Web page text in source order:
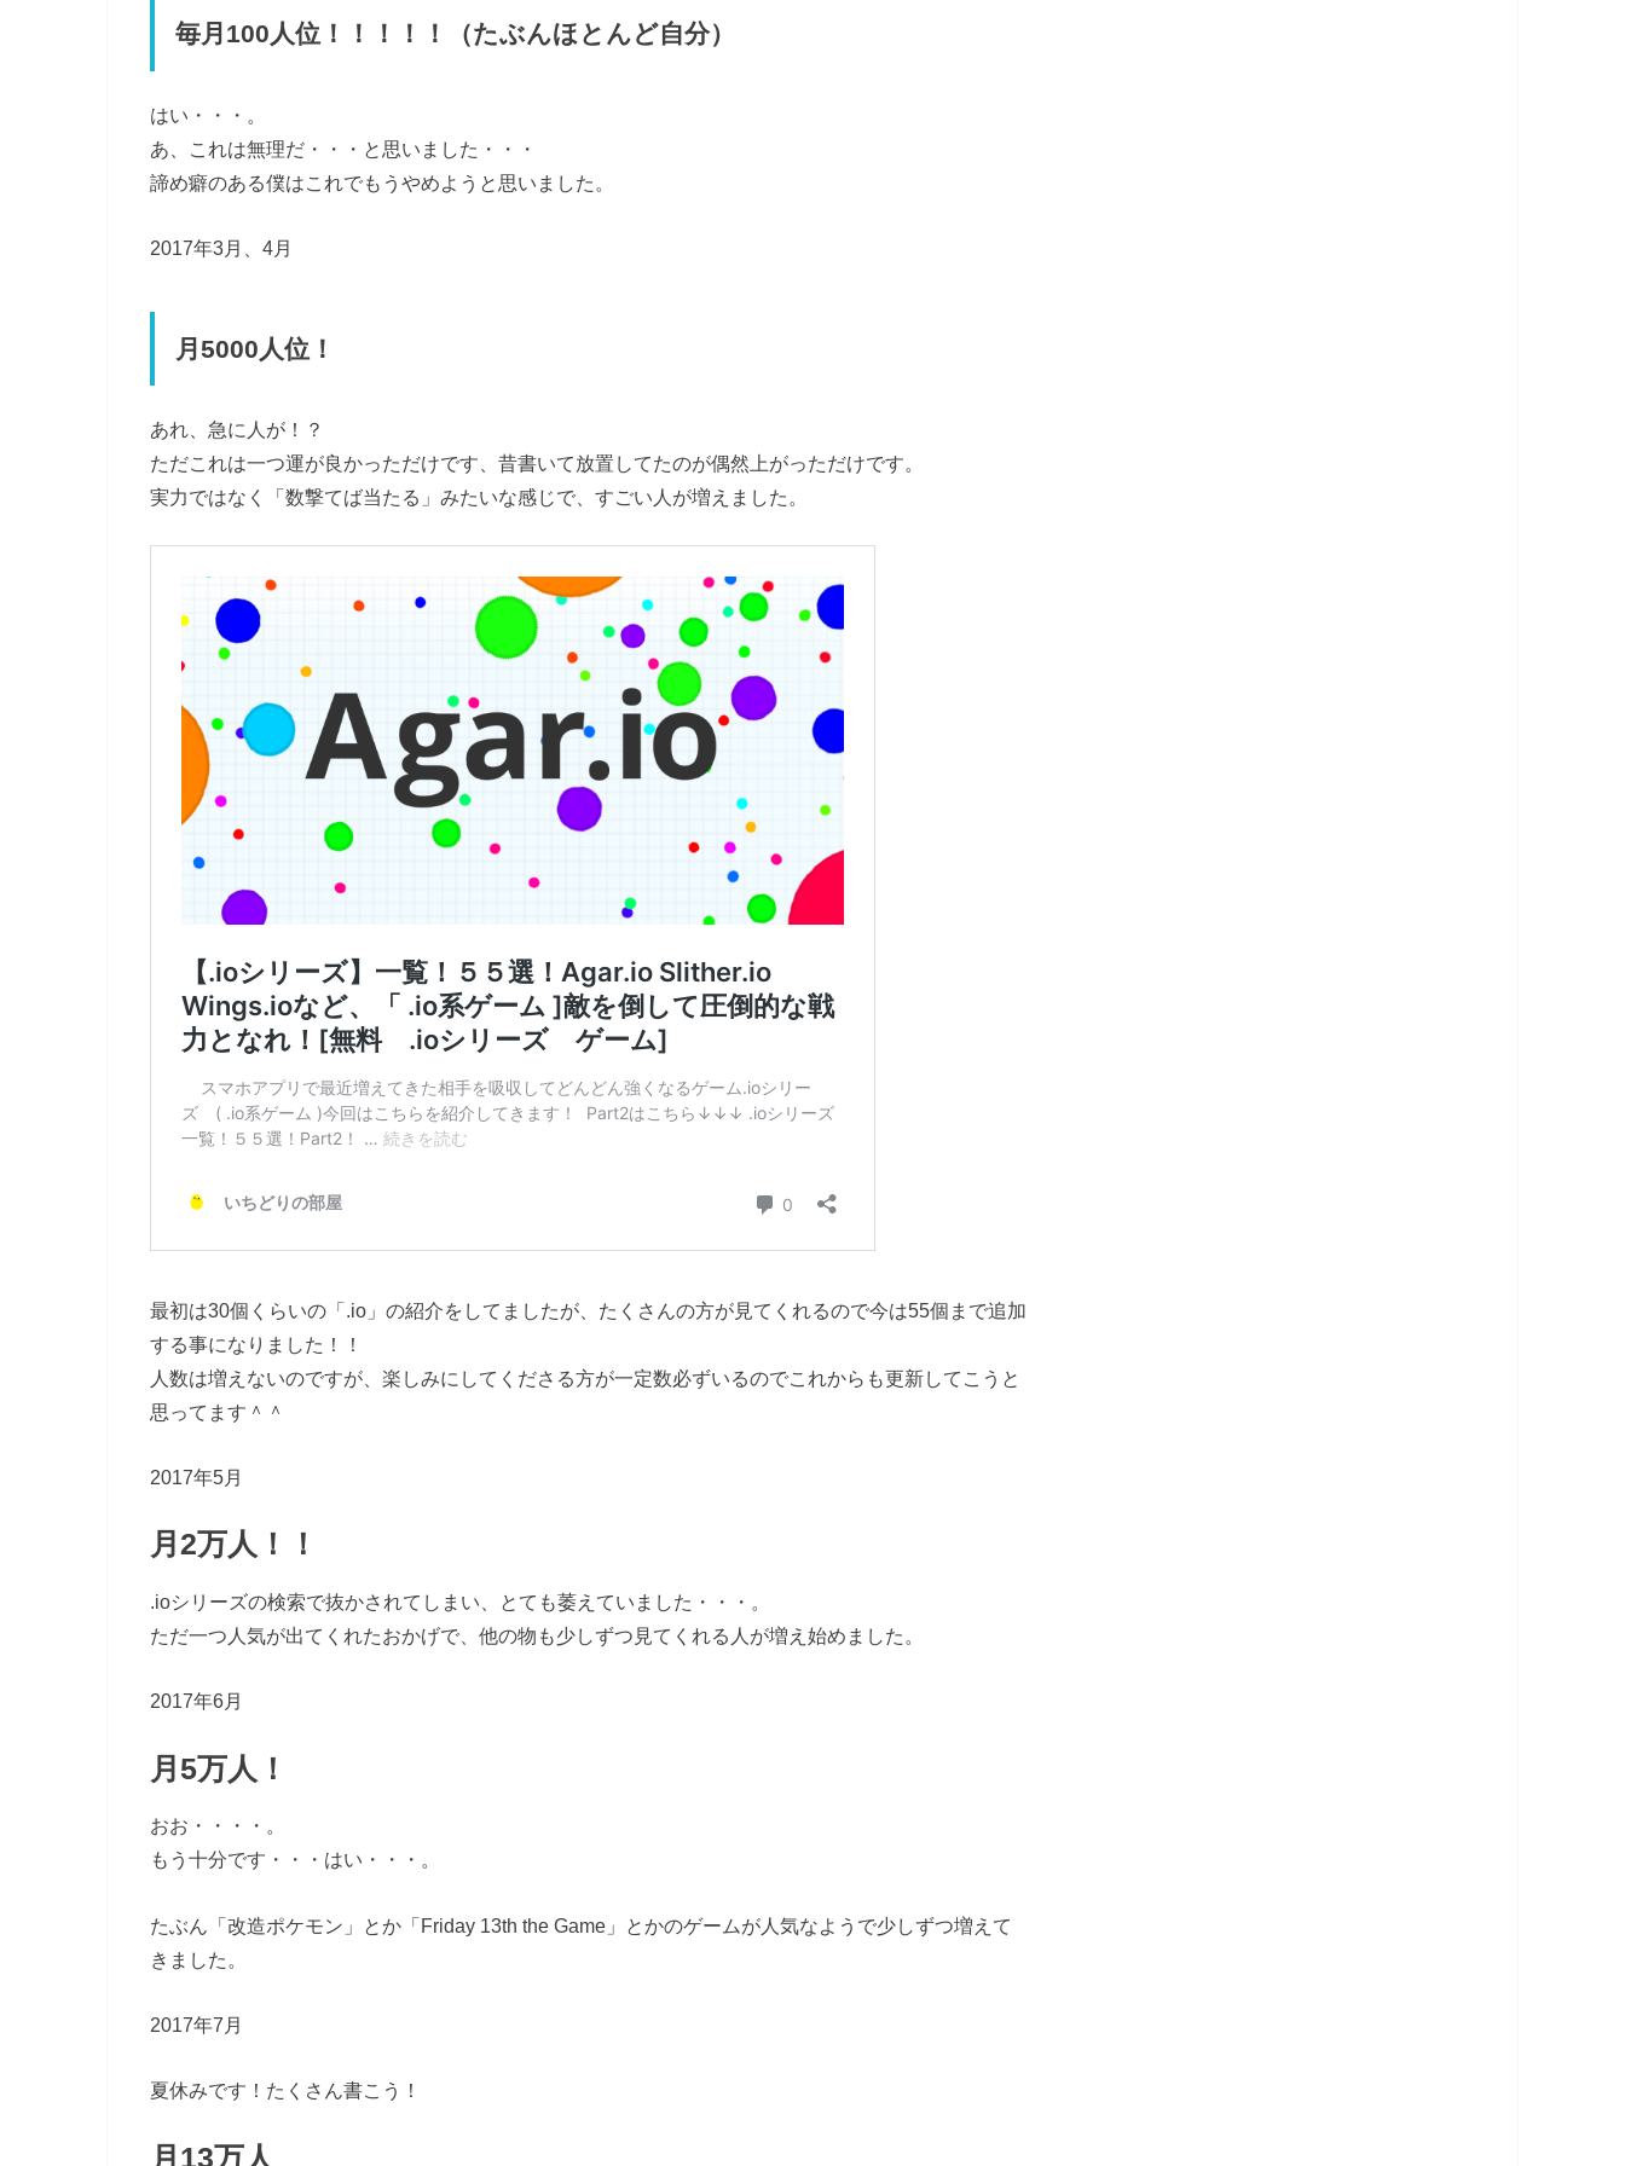
毎月100人位！！！！！（たぶんほとんど自分）
はい・・・。
あ、これは無理だ・・・と思いました・・・
諦め癖のある僕はこれでもうやめようと思いました。
2017年3月、4月
月5000人位！
あれ、急に人が！？
ただこれは一つ運が良かっただけです、昔書いて放置してたのが偶然上がっただけです。
実力ではなく「数撃てば当たる」みたいな感じで、すごい人が増えました。
最初は30個くらいの「.io」の紹介をしてましたが、たくさんの方が見てくれるので今は55個まで追加
する事になりました！！
人数は増えないのですが、楽しみにしてくださる方が一定数必ずいるのでこれからも更新してこうと
思ってます＾＾
2017年5月
月2万人！！
.ioシリーズの検索で抜かされてしまい、とても萎えていました・・・。
ただ一つ人気が出てくれたおかげで、他の物も少しずつ見てくれる人が増え始めました。
2017年6月
月5万人！
おお・・・・。
もう十分です・・・はい・・・。
たぶん「改造ポケモン」とか「Friday 13th the Game」とかのゲームが人気なようで少しずつ増えて
きました。
2017年7月
夏休みです！たくさん書こう！
月13万人